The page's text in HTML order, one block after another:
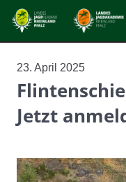
23. April 2025
Jetzt